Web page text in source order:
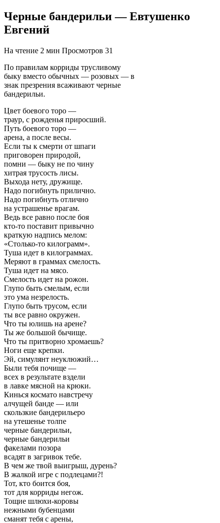
Черные бандерильи — Евтушенко
Евгений
На чтение 2 мин Просмотров 31
По правилам корриды трусливому
быку вместо обычных — розовых — в
знак презрения всаживают черные
бандерильи.
Цвет боевого торо —
траур, с рожденья приросший.
Путь боевого торо —
арена, а после весы.
Если ты к смерти от шпаги
приговорен природой,
помни — быку не по чину
хитрая трусость лисы.
Выхода нету, дружище.
Надо погибнуть прилично.
Надо погибнуть отлично
на устрашенье врагам.
Ведь все равно после боя
кто-то поставит привычно
краткую надпись мелом:
«Столько-то килограмм».
Туша идет в килограммах.
Меряют в граммах смелость.
Туша идет на мясо.
Смелость идет на рожон.
Глупо быть смелым, если
это ума незрелость.
Глупо быть трусом, если
ты все равно окружен.
Что ты юлишь на арене?
Ты же большой бычище.
Что ты притворно хромаешь?
Ноги еще крепки.
Эй, симулянт неуклюжий…
Были тебя почище —
всех в результате вздели
в лавке мясной на крюки.
Кинься космато навстречу
алчущей банде — или
скользкие бандерильеро
на утешенье толпе
черные бандерильи,
черные бандерильи
факелами позора
всадят в загривок тебе.
В чем же твой выигрыш, дурень?
В жалкой игре с подлецами?!
Тот, кто боится боя,
тот для корриды негож.
Тощие шлюхи-коровы
нежными бубенцами
сманят тебя с арены,